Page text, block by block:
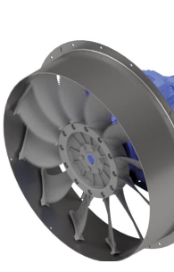
DETAILS